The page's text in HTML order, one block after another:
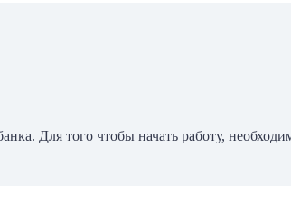
Для того чтобы начать работу,